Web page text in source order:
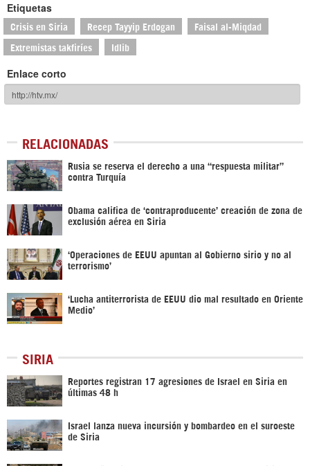
Etiquetas
Crisis en Siria Recep Tayyip Erdogan Faisal al-Miqdad
Extremistas takfiríes Idlib
Enlace corto
RELACIONADAS
Rusia se reserva el derecho a una “respuesta militar”
contra Turquía
Obama califica de ‘contraproducente’ creación de zona de
exclusión aérea en Siria
‘Operaciones de EEUU apuntan al Gobierno sirio y no al
terrorismo’
‘Lucha antiterrorista de EEUU dio mal resultado en Oriente
Medio’
SIRIA
Reportes registran 17 agresiones de Israel en Siria en
últimas 48 h
Israel lanza nueva incursión y bombardeo en el suroeste
de Siria